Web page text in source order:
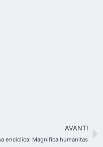
AVANTI
enciclica: Magnifica humanitas